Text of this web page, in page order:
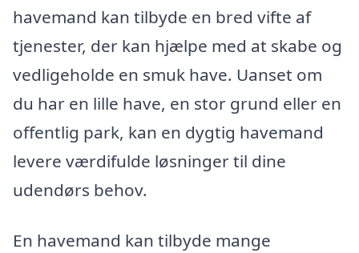
havemand kan tilbyde en bred vifte af
tjenester, der kan hjælpe med at skabe og
vedligeholde en smuk have. Uanset om
du har en lille have, en stor grund eller en
offentlig park, kan en dygtig havemand
levere værdifulde løsninger til dine
udendørs behov.
En havemand kan tilbyde mange